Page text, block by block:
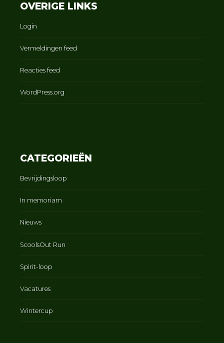
OVERIGE LINKS
Login
Vermeldingen feed
Reacties feed
WordPress.org
CATEGORIEËN
Bevrijdingsloop
In memoriam
Nieuws
ScoolsOut Run
Spirit-loop
Vacatures
Wintercup